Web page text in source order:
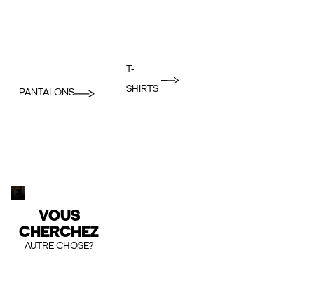
PANTALONS
T-
SHIRTS
VOUS
CHERCHEZ
AUTRE CHOSE?